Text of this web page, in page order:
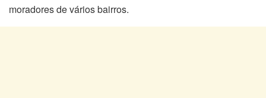
moradores de vários bairros.